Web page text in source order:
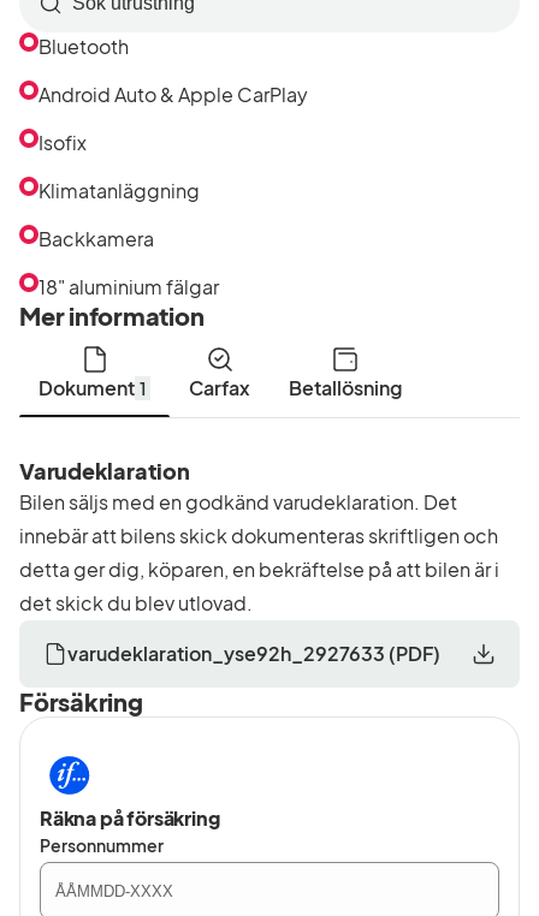
Sök
efter
i
Bluetooth
Android Auto & Apple CarPlay
Isofix
Klimatanläggning
Backkamera
18" aluminium fälgar
Mer information
Dokument 1 Carfax Betallösning
Varudeklaration
Bilen säljs med en godkänd varudeklaration. Det
innebär att bilens skick dokumenteras skriftligen och
detta ger dig, köparen, en bekräftelse på att bilen är i
det skick du blev utlovad.
varudeklaration_yse92h_2927633 (PDF)
Försäkring
Räkna på försäkring
Personnummer